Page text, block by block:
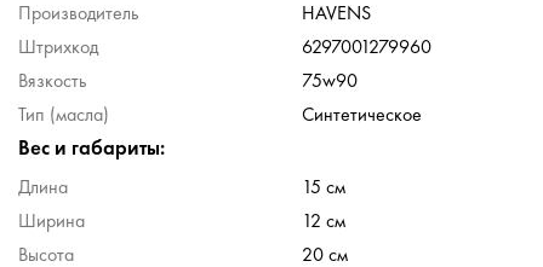
Производитель
HAVENS
Штрихкод
6297001279960
Вязкость
75w90
Тип (масла)
Синтетическое
Вес и габариты:
Длина
15 см
Ширина
12 см
Высота
20 см